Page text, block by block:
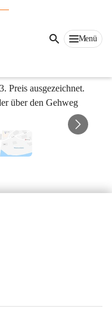
Menü
an der Frödisch bei
Preis ausgezeichnet.
über den Gehweg